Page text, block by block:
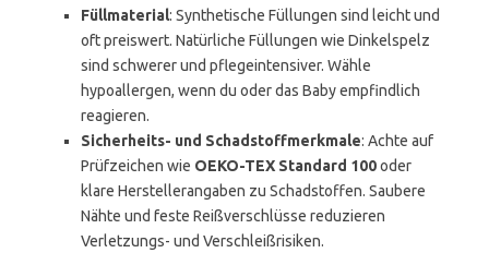
Füllmaterial: Synthetische Füllungen sind leicht und
oft preiswert. Natürliche Füllungen wie Dinkelspelz
sind schwerer und pflegeintensiver. Wähle
hypoallergen, wenn du oder das Baby empfindlich
reagieren.
Sicherheits- und Schadstoffmerkmale: Achte auf
Prüfzeichen wie OEKO-TEX Standard 100oder
klare Herstellerangaben zu Schadstoffen. Saubere
Nähte und feste Reißverschlüsse reduzieren
Verletzungs- und Verschleißrisiken.